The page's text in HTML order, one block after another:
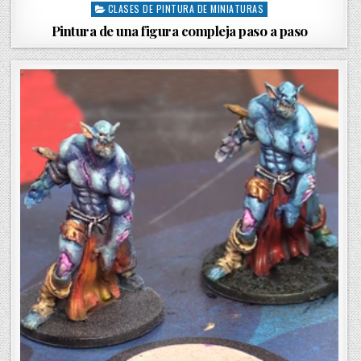
P
t
e
n
CLASES DE PINTURA DE MINIATURAS
Pintura de una figura compleja paso a paso